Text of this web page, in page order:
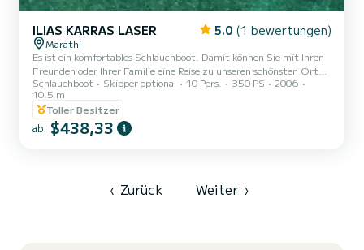
ILIAS KARRAS LASER 5.0 (1 bewertungen)
Marathi
Es ist ein komfortables Schlauchboot. Damit können Sie mit Ihren
Freunden oder Ihrer Familie eine Reise zu unseren schönsten Orten
genießen. Da es die Option eines Skippers auf dem Boot gibt,
müssen Sie sich nur noch um den Ventilator kümmern! Beginnen
Sie Ihre Reise in Marathi oder im alten Hafen von Chania und
genießen Sie das kristallklare Wasser der Bucht von Souda und
Akrotiri von Chania. Besuchen Sie Orte wie Seitan Limania,
Schlauchboot Skipper optional 10 Pers. 350 PS
2006
10.5 m
Toller Besitzer
ab $438,33
‹ Zurück Weiter ›